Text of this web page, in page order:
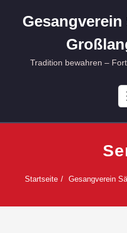
Tradition bewahren –
Startseite Gesangverein